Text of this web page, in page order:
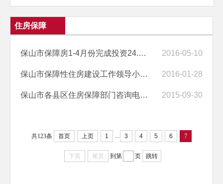
住房保障
保山市保障房1-4月份完成投资24.08亿元 2016-05-10
保山市保障性住房建设工作领导小组办公室关于下达2016年保障性安居工程... 2016-01-28
保山市各县区住房保障部门咨询电话公布 2015-09-30
共123条 首页 上页 1 ... 3 4 5 6 7
下页 尾页 到第 页 跳转